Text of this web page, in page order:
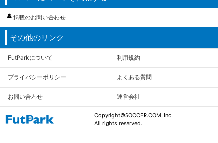
掲載のお問い合わせ
その他のリンク
FutParkについて 利用規約
プライバシーポリシー よくある質問
お問い合わせ 運営会社
Copyright©SOCCER.COM, Inc.
All rights reserved.